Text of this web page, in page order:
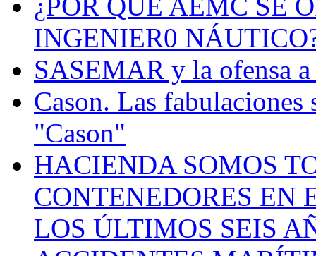
INGENIER0
SASEMAR y la ofensa a
Cason. Las fabulaciones
"Cason"
HACIENDA SOMOS
CONTENEDORES EN
LOS ÚLTIMOS SEIS